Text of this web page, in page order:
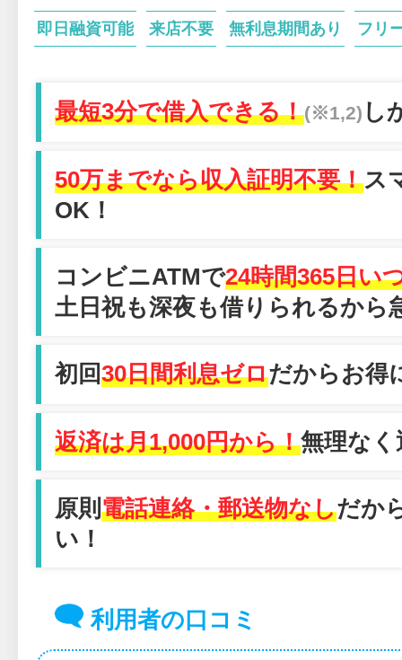
即日融資可能 来店不要 無利息期間あり フリ
最短3分で借入できる！(※1,2) し
50万までなら収入証明不要！ス
OK！
コンビニATMで24時間365日い
土日祝も深夜も借りられるか
初回30日間利息ゼロだからお得
返済は月1,000円から！無理な
原則 電話連絡・郵送物なしだか
い！
利用者の口コミ